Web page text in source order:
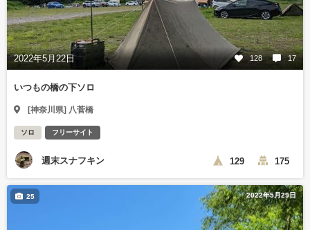
2022年5月22日 128 17
いつもの橋の下ソロ
[神奈川県] 八菅橋
ソロ フリーサイト
週末スナフキン 129 175
2022年5月29日
25